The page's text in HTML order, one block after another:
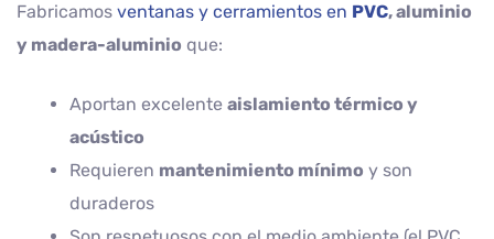
Fabricamos ventanas y cerramientos en PVC, aluminio
y madera-aluminio que:
Aportan excelente aislamiento térmico y
acústico
Requieren mantenimiento mínimo y son
duraderos